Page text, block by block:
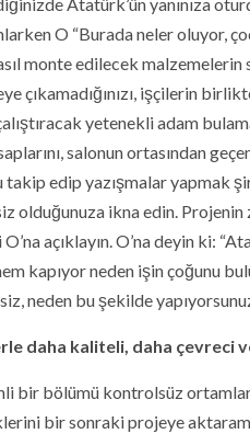
O “Burada neler oluyor,
monte edilecek malzemelerin
çıkamadığınızı, işçilerin
yetenekli adam
salonun ortasından
edip yazışmalar yapmak
olduğunuza ikna edin.
açıklayın. O’na deyin ki:
kapıyor neden işin çoğunu
neden bu şekilde
daha kaliteli, daha çevreci
bir bölümü kontrolsüz
bir sonraki projeye